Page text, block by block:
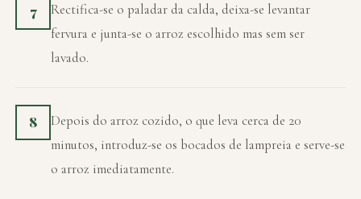
7
Rectifica-se o paladar da calda, deixa-se levantar
fervura e junta-se o arroz escolhido mas sem ser
lavado.
8
Depois do arroz cozido, o que leva cerca de 20
minutos, introduz-se os bocados de lampreia e serve-se
o arroz imediatamente.